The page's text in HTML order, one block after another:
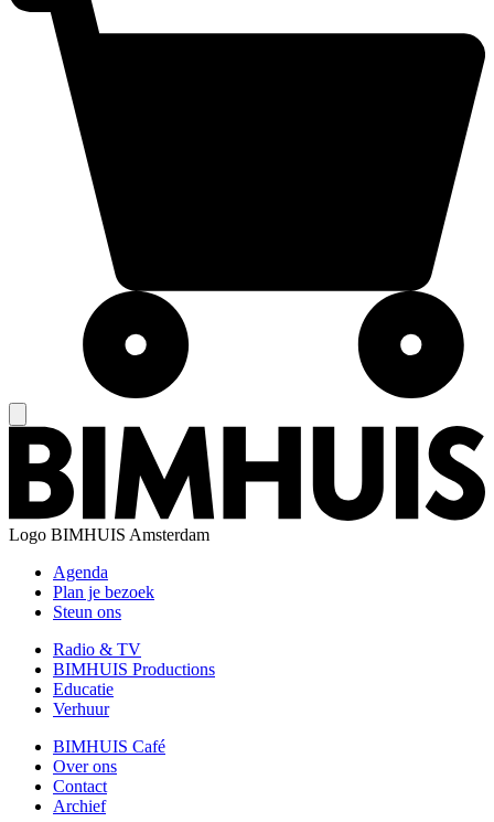
Logo BIMHUIS Amsterdam
Agenda
Plan je bezoek
Steun ons
Radio & TV
BIMHUIS Productions
Educatie
Verhuur
BIMHUIS Café
Over ons
Contact
Archief